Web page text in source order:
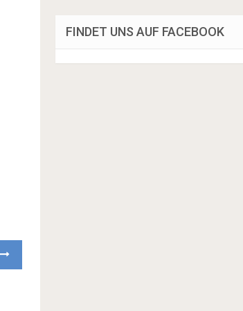
FINDET UNS AUF FACEBOOK